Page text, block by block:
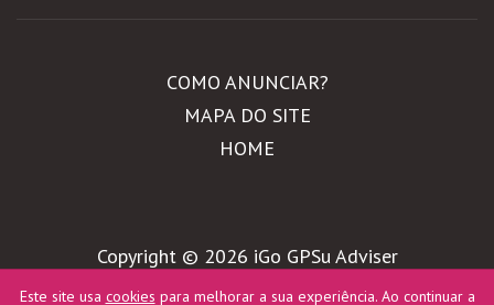
COMO ANUNCIAR?
MAPA DO SITE
HOME
Copyright © 2026 iGo GPSu Adviser
Este site usa cookies para melhorar a sua experiência. Ao continuar a